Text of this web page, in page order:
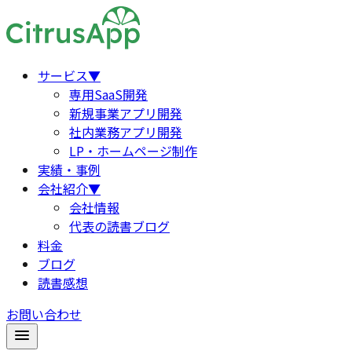
サービス▼
専用SaaS開発
新規事業アプリ開発
社内業務アプリ開発
LP・ホームページ制作
実績・事例
会社紹介▼
会社情報
代表の読書ブログ
料金
ブログ
読書感想
お問い合わせ